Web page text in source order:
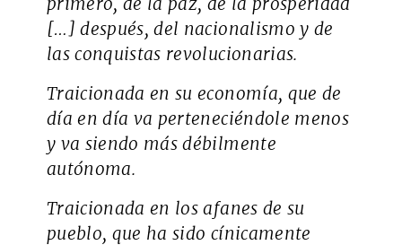
[…] después, del nacionalismo y de
las conquistas revolucionarias.
Traicionada en su economía, que de
día en día va perteneciéndole menos
y va siendo más débilmente
autónoma.
Traicionada en los afanes de su
pueblo, que ha sido cínicamente